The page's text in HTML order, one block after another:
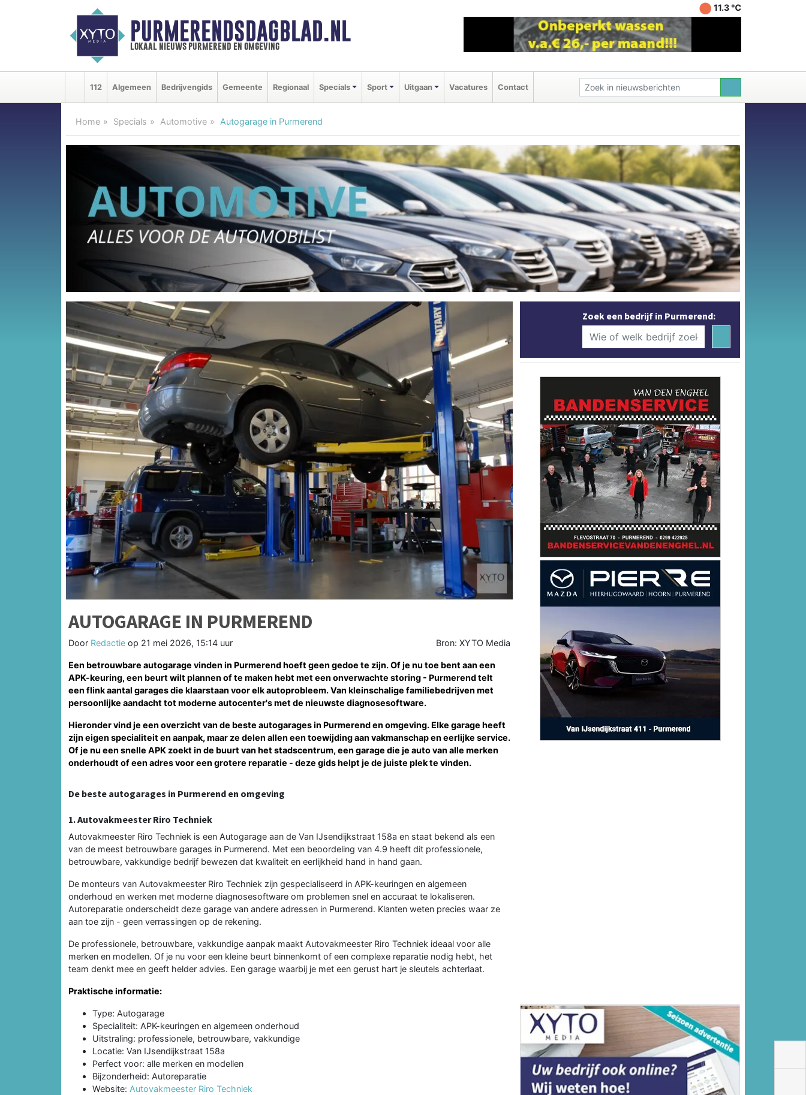
PURMERENDSDAGBLAD.NL
lokaal nieuws purmerend en omgeving
11.3 ℃
112 Algemeen Bedrijvengids Gemeente Regionaal Specials Sport Uitgaan Vacatures Contact
Home Specials Automotive Autogarage in Purmerend
AUTOGARAGE IN PURMEREND
Door Redactie op 21 mei 2026, 15:14 uur Bron: XYTO Media
Een betrouwbare autogarage vinden in Purmerend hoeft geen gedoe te zijn. Of je nu toe bent aan een
APK-keuring, een beurt wilt plannen of te maken hebt met een onverwachte storing - Purmerend telt
een flink aantal garages die klaarstaan voor elk autoprobleem. Van kleinschalige familiebedrijven met
persoonlijke aandacht tot moderne autocenter's met de nieuwste diagnosesoftware.
Hieronder vind je een overzicht van de beste autogarages in Purmerend en omgeving. Elke garage heeft
zijn eigen specialiteit en aanpak, maar ze delen allen een toewijding aan vakmanschap en eerlijke service.
Of je nu een snelle APK zoekt in de buurt van het stadscentrum, een garage die je auto van alle merken
onderhoudt of een adres voor een grotere reparatie - deze gids helpt je de juiste plek te vinden.
De beste autogarages in Purmerend en omgeving
1. Autovakmeester Riro Techniek
Autovakmeester Riro Techniek is een Autogarage aan de Van IJsendijkstraat 158a en staat bekend als een
van de meest betrouwbare garages in Purmerend. Met een beoordeling van 4.9 heeft dit professionele,
betrouwbare, vakkundige bedrijf bewezen dat kwaliteit en eerlijkheid hand in hand gaan.
De monteurs van Autovakmeester Riro Techniek zijn gespecialiseerd in APK-keuringen en algemeen
onderhoud en werken met moderne diagnosesoftware om problemen snel en accuraat te lokaliseren.
Autoreparatie onderscheidt deze garage van andere adressen in Purmerend. Klanten weten precies waar ze
aan toe zijn - geen verrassingen op de rekening.
De professionele, betrouwbare, vakkundige aanpak maakt Autovakmeester Riro Techniek ideaal voor alle
merken en modellen. Of je nu voor een kleine beurt binnenkomt of een complexe reparatie nodig hebt, het
team denkt mee en geeft helder advies. Een garage waarbij je met een gerust hart je sleutels achterlaat.
Praktische informatie:
Type: Autogarage
Specialiteit: APK-keuringen en algemeen onderhoud
Uitstraling: professionele, betrouwbare, vakkundige
Locatie: Van IJsendijkstraat 158a
Perfect voor: alle merken en modellen
Bijzonderheid: Autoreparatie
Website: Autovakmeester Riro Techniek
Zoek een bedrijf in Purmerend: